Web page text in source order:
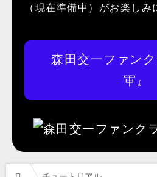
（現在準備中）がお楽しみ
森田交一ファン
軍』